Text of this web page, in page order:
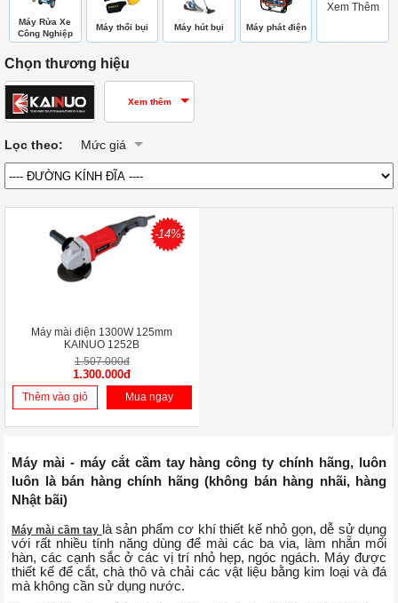
Máy Rửa Xe
Công Nghiệp
Máy thổi bụi Máy hút bụi Máy phát điện
Xem Thêm
Chọn thương hiệu
Xem thêm
Lọc theo: Mức giá
-14%
Máy mài điện 1300W 125mm
KAINUO 1252B
1.507.000đ
1.300.000đ
Thêm vào giỏ Mua ngay
Máy mài - máy cắt cầm tay hàng công ty chính hãng, luôn
luôn là bán hàng chính hãng (không bán hàng nhãi, hàng
Nhật bãi)
Máy mài cầm tay là sản phẩm cơ khí thiết kế nhỏ gọn, dễ sử dụng
với rất nhiều tính năng dùng để mài các ba via, làm nhẵn mối
hàn, các cạnh sắc ở các vị trí nhỏ hẹp, ngóc ngách. Máy được
thiết kế để cắt, chà thô và chải các vật liệu bằng kim loại và đá
mà không cần sử dụng nước.